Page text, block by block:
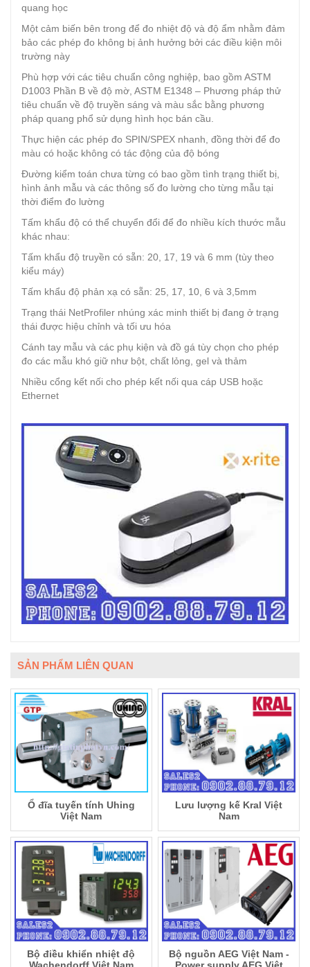
quang học
Một cảm biến bên trong để đo nhiệt độ và độ ẩm nhằm đảm
bảo các phép đo không bị ảnh hưởng bởi các điều kiện môi
trường này
Phù hợp với các tiêu chuẩn công nghiệp, bao gồm ASTM
D1003 Phần B về độ mờ, ASTM E1348 – Phương pháp thử
tiêu chuẩn về độ truyền sáng và màu sắc bằng phương
pháp quang phổ sử dụng hình học bán cầu.
Thực hiện các phép đo SPIN/SPEX nhanh, đồng thời để đo
màu có hoặc không có tác động của độ bóng
Đường kiểm toán chưa từng có bao gồm tình trạng thiết bị,
hình ảnh mẫu và các thông số đo lường cho từng mẫu tại
thời điểm đo lường
Tấm khẩu độ có thể chuyển đổi để đo nhiều kích thước mẫu
khác nhau:
Tấm khẩu độ truyền có sẵn: 20, 17, 19 và 6 mm (tùy theo
kiểu máy)
Tấm khẩu độ phản xạ có sẵn: 25, 17, 10, 6 và 3,5mm
Trạng thái NetProfiler nhúng xác minh thiết bị đang ở trạng
thái được hiệu chỉnh và tối ưu hóa
Cánh tay mẫu và các phụ kiện và đồ gá tùy chọn cho phép
đo các mẫu khó giữ như bột, chất lỏng, gel và thảm
Nhiều cổng kết nối cho phép kết nối qua cáp USB hoặc
Ethernet
SẢN PHẨM LIÊN QUAN
Ổ đĩa tuyến tính Uhing
Việt Nam
Lưu lượng kế Kral Việt
Nam
Bộ điều khiển nhiệt độ
Wachendorff Việt Nam
Bộ nguồn AEG Việt Nam -
Power supply AEG Việt